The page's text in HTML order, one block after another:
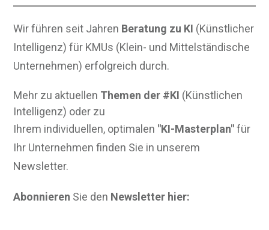
Wir führen seit Jahren Beratung zu KI (Künstlicher
Intelligenz) für KMUs (Klein- und Mittelständische
Unternehmen) erfolgreich durch.
Mehr zu aktuellen Themen der #KI (Künstlichen
Intelligenz) oder zu
Ihrem individuellen, optimalen "KI-Masterplan"für
Ihr Unternehmen finden Sie in unserem
Newsletter.
Abonnieren Sie den Newsletter hier: